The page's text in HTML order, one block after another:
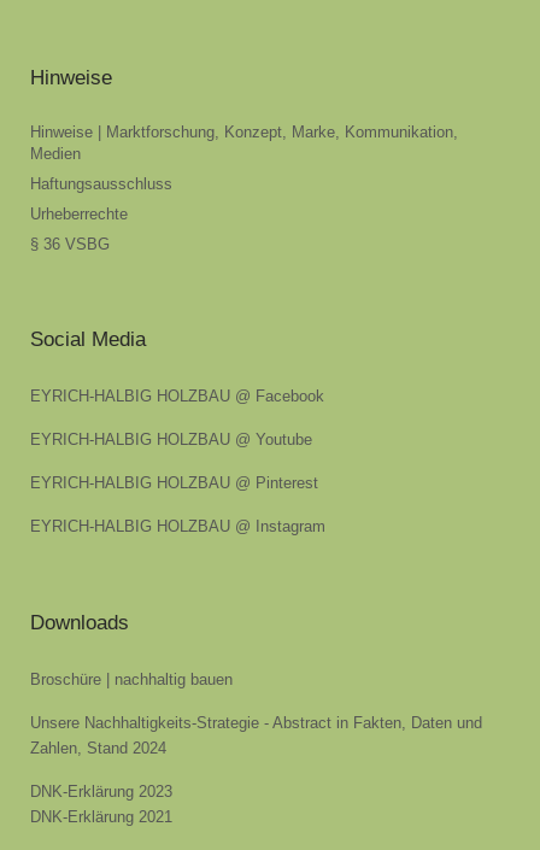
Hinweise
Hinweise | Marktforschung, Konzept, Marke, Kommunikation,
Medien
Haftungsausschluss
Urheberrechte
§ 36 VSBG
Social Media
EYRICH-HALBIG HOLZBAU @ Facebook
EYRICH-HALBIG HOLZBAU @ Youtube
EYRICH-HALBIG HOLZBAU @ Pinterest
EYRICH-HALBIG HOLZBAU @ Instagram
Downloads
Broschüre | nachhaltig bauen
Unsere Nachhaltigkeits-Strategie - Abstract in Fakten, Daten und
Zahlen, Stand 2024
DNK-Erklärung 2023
DNK-Erklärung 2021